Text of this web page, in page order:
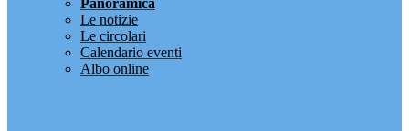
Panoramica
Le notizie
Le circolari
Calendario eventi
Albo online